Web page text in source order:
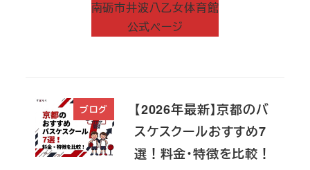
​南砺市井波八乙女体育館
公式ページ
ブログ
【2026年最新】京都のバ
スケスクールおすすめ7
選！料金・特徴を比較！